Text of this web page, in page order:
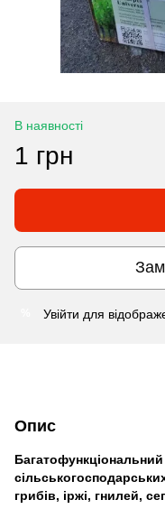
В наявності
1 грн
Увійти для
Опис
грибів, іржі, гнилей,